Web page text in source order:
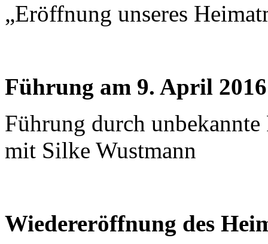
„Eröffnung unseres
Führung am 9. April 2016
Führung durch unbekannte
mit Silke Wustmann
Wiedereröffnung des